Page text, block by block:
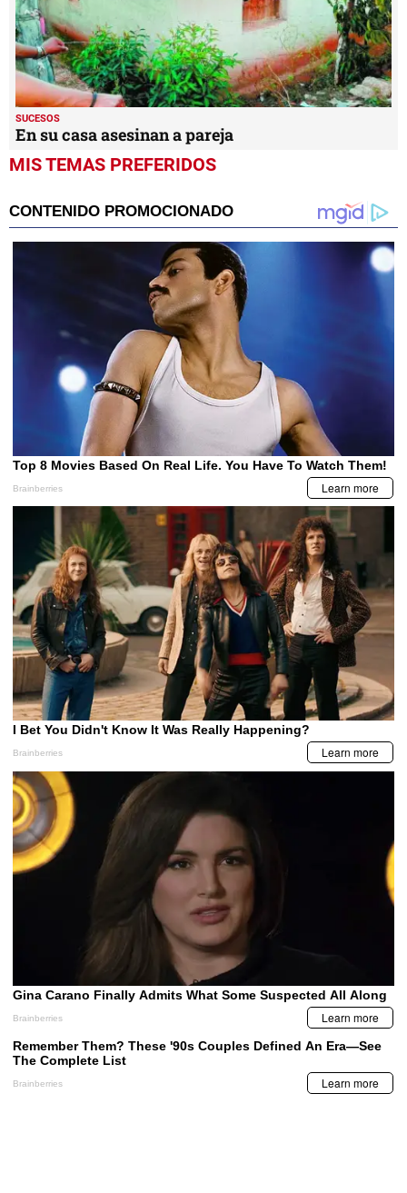
SUCESOS
En su casa asesinan a pareja
MIS TEMAS PREFERIDOS